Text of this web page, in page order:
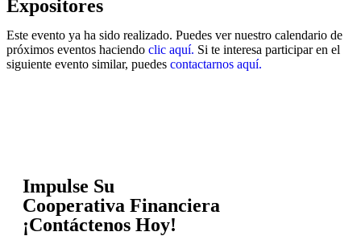
Expositores
Este evento ya ha sido realizado. Puedes ver nuestro calendario de
próximos eventos haciendo clic aquí. Si te interesa participar en el
siguiente evento similar, puedes contactarnos aquí.
Impulse Su
Cooperativa Financiera
¡Contáctenos Hoy!